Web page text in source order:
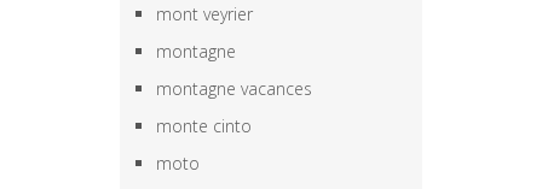
mont veyrier
montagne
montagne vacances
monte cinto
moto